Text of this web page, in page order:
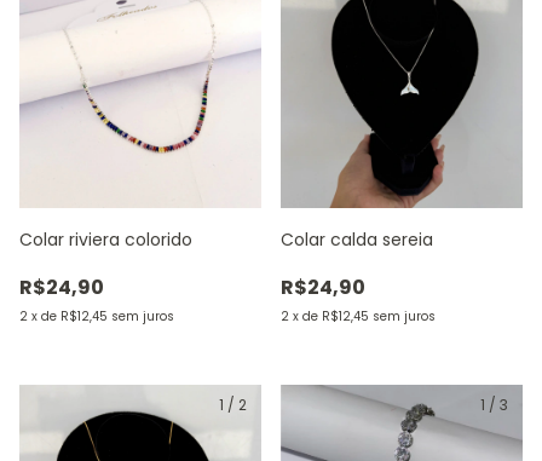
Colar riviera colorido
R$24,90
2 x de R$12,45 sem juros
Colar calda sereia
R$24,90
2 x de R$12,45 sem juros
1 / 2 1 / 3